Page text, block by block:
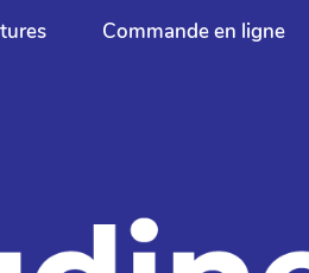
Commande en ligne